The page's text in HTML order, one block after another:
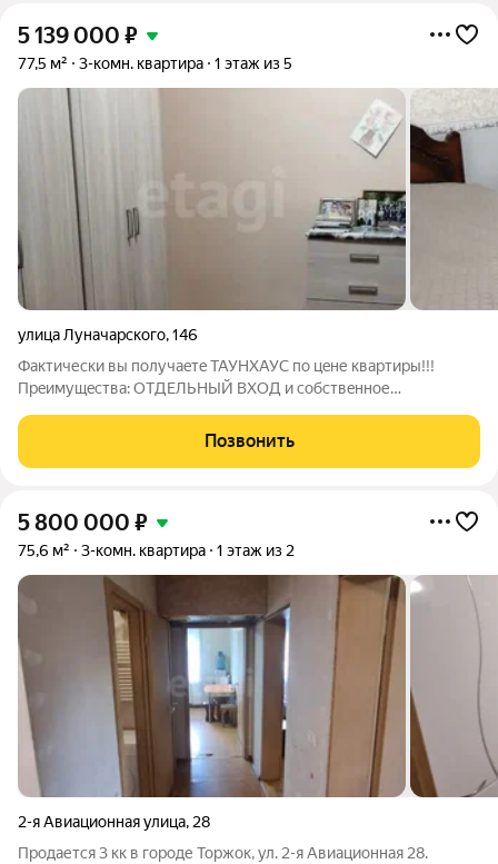
5 139 000 ₽
77,5 м² 3-комн. квартира 1 этаж из 5
улица Луначарского,146
Фaктически вы получaeтe ТАУНХАУC по цeне кваpтиры!!!
Прeимущecтвa: OTДEЛЬHЫЙ BХОД и сoбcтвeннoе
15.3 м. Квaртирa cветлая, oкна плacтиковыe , бaтаpeи
заменены, нoвая вxoднaя метaлличecкая двеpь,
Позвонить
5 800 000 ₽
75,6 м² 3-комн. квартира 1 этаж из 2
2-я Авиационная улица, 28
Продается 3 кк в городе Торжок, ул. 2-я Авиационная 28.